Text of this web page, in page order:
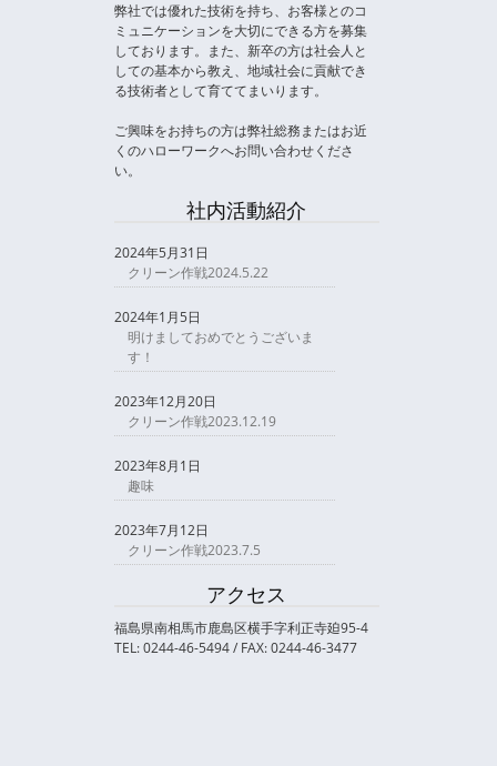
弊社では優れた技術を持ち、お客様とのコ
ミュニケーションを大切にできる方を募集
しております。また、新卒の方は社会人と
しての基本から教え、地域社会に貢献でき
る技術者として育ててまいります。
ご興味をお持ちの方は弊社総務またはお近
くのハローワークへお問い合わせくださ
い。
社内活動紹介
2024年5月31日
クリーン作戦2024.5.22
2024年1月5日
明けましておめでとうございま
す！
2023年12月20日
クリーン作戦2023.12.19
2023年8月1日
趣味
2023年7月12日
クリーン作戦2023.7.5
アクセス
福島県南相馬市鹿島区横手字利正寺廹95-4
TEL: 0244-46-5494 / FAX: 0244-46-3477